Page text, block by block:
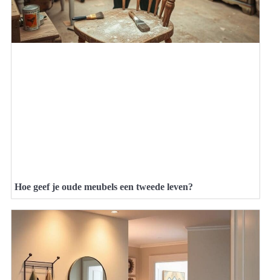
Hoe geef je oude meubels een tweede leven?